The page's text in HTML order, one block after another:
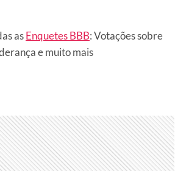
asEnquetes BBB: Votações sobre
e muito mais